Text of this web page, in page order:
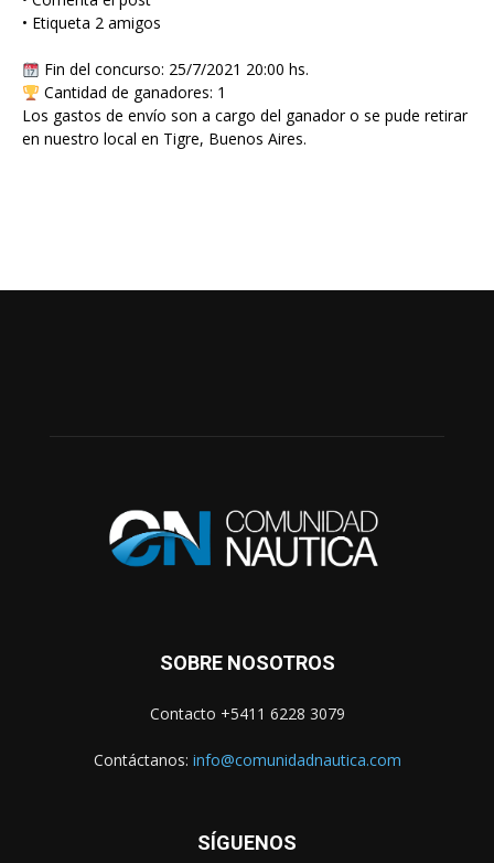
• Etiqueta 2 amigos
Fin del concurso: 25/7/2021 20:00 hs.
Cantidad de ganadores: 1
Los gastos de envío son a cargo del ganador o se pude retirar
en nuestro local en Tigre, Buenos Aires.
SOBRE NOSOTROS
Contacto +5411 6228 3079
Contáctanos: info@comunidadnautica.com
SÍGUENOS